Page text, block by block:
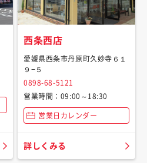
西条西店
愛媛県西条市丹原町久妙寺６１
９−５
0898-68-5121
営業時間：09:00～18:30
営業日カレンダー
詳しくみる